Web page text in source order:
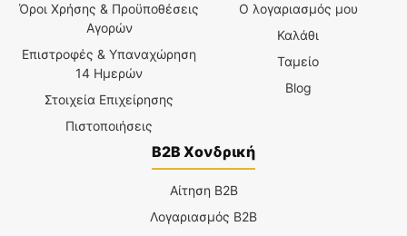
Όροι Χρήσης & Προϋποθέσεις
Αγορών
Επιστροφές & Υπαναχώρηση
14 Ημερών
Στοιχεία Επιχείρησης
Πιστοποιήσεις
Ο λογαριασμός μου
Καλάθι
Ταμείο
Blog
B2B Χονδρική
Αίτηση B2B
Λογαριασμός B2B